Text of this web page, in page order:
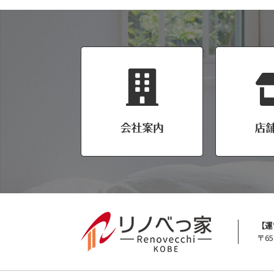
【
〒